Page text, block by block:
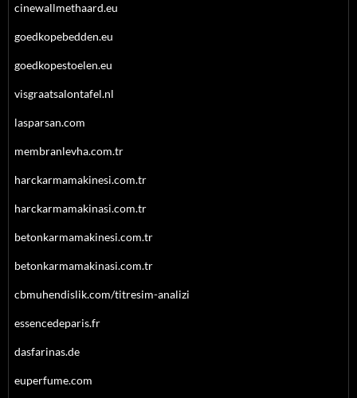
cinewallmethaard.eu
goedkopebedden.eu
goedkopestoelen.eu
visgraatsalontafel.nl
lasparsan.com
membranlevha.com.tr
harckarmamakinesi.com.tr
harckarmamakinasi.com.tr
betonkarmamakinesi.com.tr
betonkarmamakinasi.com.tr
cbmuhendislik.com/titresim-analizi
essencedeparis.fr
dasfarinas.de
euperfume.com